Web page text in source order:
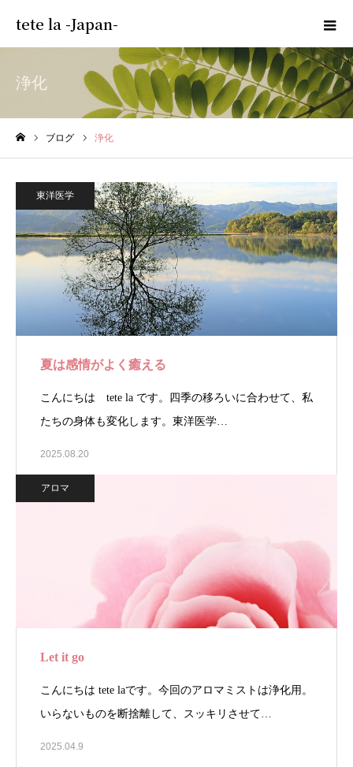
tete la -Japan-
浄化
ブログ 浄化
東洋医学
夏は感情がよく癒える
こんにちは tete la です。四季の移ろいに合わせて、私
たちの身体も変化します。東洋医学…
2025.08.20
アロマ
Let it go
こんにちは tete laです。今回のアロマミストは浄化用。
いらないものを断捨離して、スッキリさせて…
2025.04.9